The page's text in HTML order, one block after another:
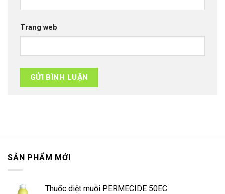
Trang web
SẢN PHẨM MỚI
Thuốc diệt muỗi PERMECIDE 50EC